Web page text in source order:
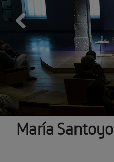
Previous
María Santoyo